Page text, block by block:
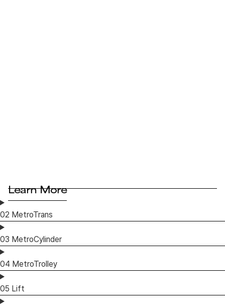
Learn More
02 MetroTrans
03 MetroCylinder
04 MetroTrolley
05 Lift